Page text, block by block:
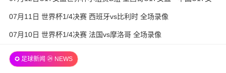
篮 全场录像
07月11日 世界杯1/4决赛 西班牙vs比利时 全场录像
07月10日 世界杯1/4决赛 法国vs摩洛哥 全场录像
✪ 足球新闻 ㉔ NEWS